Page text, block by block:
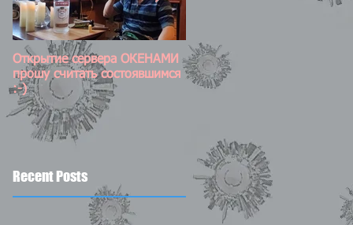
Открытие сервера ОКЕНАМИ
прошу считать состоявшимся
:-)
Постоянно обновляемый
Recent Posts